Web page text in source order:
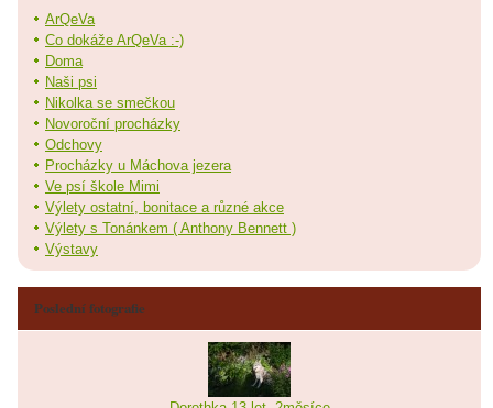
ArQeVa
Co dokáže ArQeVa :-)
Doma
Naši psi
Nikolka se smečkou
Novoroční procházky
Odchovy
Procházky u Máchova jezera
Ve psí škole Mimi
Výlety ostatní, bonitace a různé akce
Výlety s Tonánkem ( Anthony Bennett )
Výstavy
Poslední fotografie